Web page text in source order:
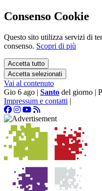
Consenso Cookie
Questo sito utilizza servizi di
consenso. Scopri di più
Accetta tutto
Accetta selezionati
Vai al contenuto
Gio 6 ago | Santo del giorno |
Impressum e contatti |